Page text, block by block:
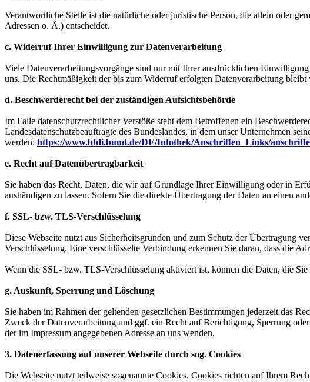
Verantwortliche Stelle ist die natürliche oder juristische Person, die allein oder
Adressen o. Ä.) entscheidet.
c. Widerruf Ihrer Einwilligung zur Datenverarbeitung
Viele Datenverarbeitungsvorgänge sind nur mit Ihrer ausdrücklichen
uns. Die Rechtmäßigkeit der bis zum Widerruf erfolgten Datenverarbeitung
d. Beschwerderecht bei der zuständigen Aufsichtsbehörde
Im Falle datenschutzrechtlicher Verstöße steht dem Betroffenen ein
Landesdatenschutzbeauftragte des Bundeslandes, in dem unser Unternehmen
werden: https://www.bfdi.bund.de/DE/Infothek/Anschriften_Links/
e. Recht auf Datenübertragbarkeit
Sie haben das Recht, Daten, die wir auf Grundlage Ihrer Einwilligung oder in
aushändigen zu lassen. Sofern Sie die direkte Übertragung der Daten an einen
f. SSL- bzw. TLS-Verschlüsselung
Diese Webseite nutzt aus Sicherheitsgründen und zum Schutz der Übertragung
Verschlüsselung. Eine verschlüsselte Verbindung erkennen Sie daran, dass die
Wenn die SSL- bzw. TLS-Verschlüsselung aktiviert ist, können die Daten, die
g. Auskunft, Sperrung und Löschung
Sie haben im Rahmen der geltenden gesetzlichen Bestimmungen jederzeit das
Zweck der Datenverarbeitung und ggf. ein Recht auf Berichtigung, Sperrung
der im Impressum angegebenen Adresse an uns wenden.
3. Datenerfassung auf unserer Webseite durch sog. Cookies
Die Webseite nutzt teilweise sogenannte Cookies. Cookies richten auf Ihrem